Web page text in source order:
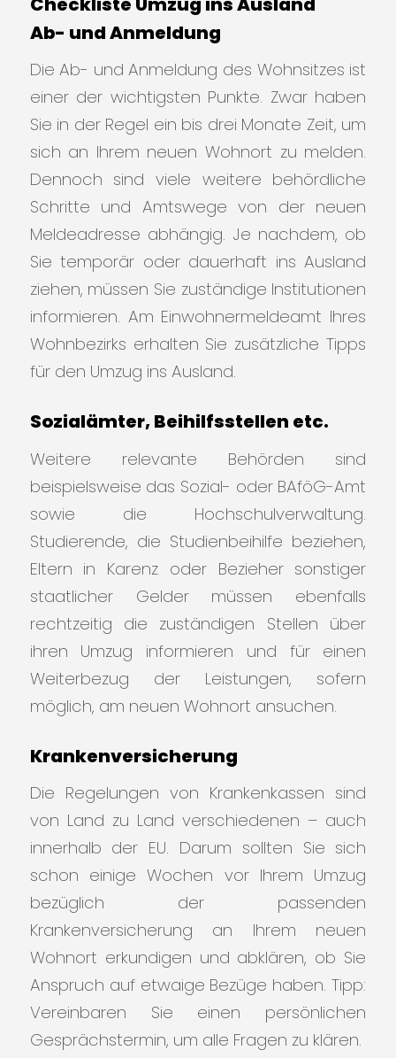
Ab- und Anmeldung
Die Ab- und Anmeldung des Wohnsitzes ist
einer der wichtigsten Punkte. Zwar haben
Sie in der Regel ein bis drei Monate Zeit, um
sich an Ihrem neuen Wohnort zu melden.
Dennoch sind viele weitere behördliche
Schritte und Amtswege von der neuen
Meldeadresse abhängig. Je nachdem, ob
Sie temporär oder dauerhaft ins Ausland
ziehen, müssen Sie zuständige Institutionen
informieren. Am Einwohnermeldeamt Ihres
Wohnbezirks erhalten Sie zusätzliche Tipps
für den Umzug ins Ausland.
Sozialämter, Beihilfsstellen etc.
Weitere relevante Behörden sind
beispielsweise das Sozial- oder BAföG-Amt
sowie die Hochschulverwaltung.
Studierende, die Studienbeihilfe beziehen,
Eltern in Karenz oder Bezieher sonstiger
staatlicher Gelder müssen ebenfalls
rechtzeitig die zuständigen Stellen über
ihren Umzug informieren und für einen
Weiterbezug der Leistungen, sofern
möglich, am neuen Wohnort ansuchen.
Krankenversicherung
Die Regelungen von Krankenkassen sind
von Land zu Land verschiedenen – auch
innerhalb der EU. Darum sollten Sie sich
schon einige Wochen vor Ihrem Umzug
bezüglich der passenden
Krankenversicherung an Ihrem neuen
Wohnort erkundigen und abklären, ob Sie
Anspruch auf etwaige Bezüge haben. Tipp:
Vereinbaren Sie einen persönlichen
Gesprächstermin, um alle Fragen zu klären.